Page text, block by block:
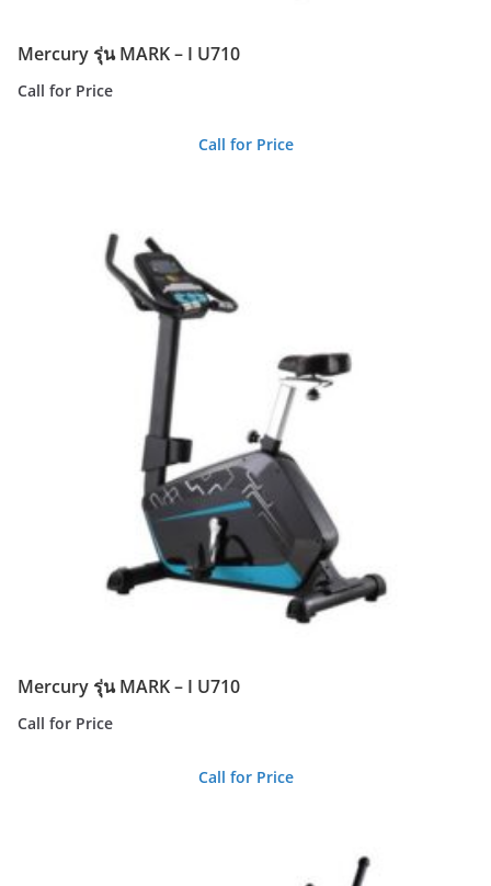
Mercury รุ่น MARK – I U710
Call for Price
Call for Price
Mercury รุ่น MARK – I U710
Call for Price
Call for Price